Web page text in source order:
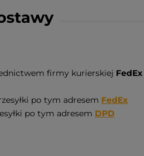
firmy kurierskiej FedEx
po tym adresem FedEx
po tym adresem DPD